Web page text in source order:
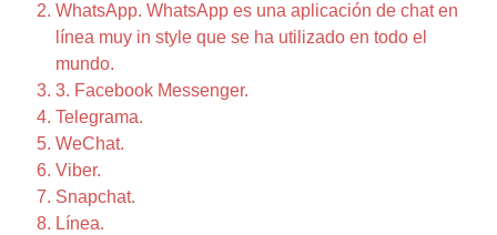
WhatsApp. WhatsApp es una aplicación de chat en
línea muy in style que se ha utilizado en todo el
mundo.
3. Facebook Messenger.
Telegrama.
WeChat.
Viber.
Snapchat.
Línea.